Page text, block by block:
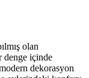
olan
denge içinde
dekorasyon